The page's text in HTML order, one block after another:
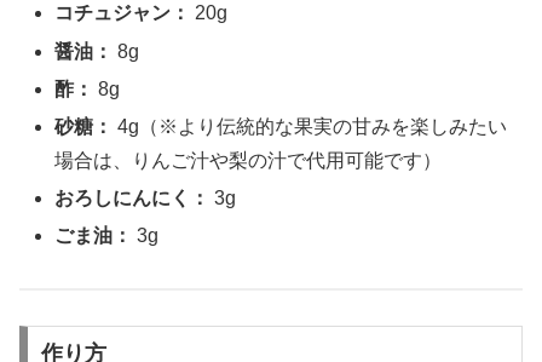
コチュジャン：
20g
醤油： 8g
酢： 8g
砂糖： 4g（※より伝統的な果実の甘みを楽しみたい
場合は、りんご汁や梨の汁で代用可能です）
おろしにんにく： 3g
ごま油： 3g
作り方